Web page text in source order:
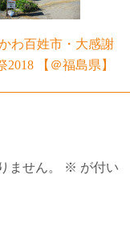
わ百姓市・大感謝
2018 【＠福島県】
ません。 ※ が付い